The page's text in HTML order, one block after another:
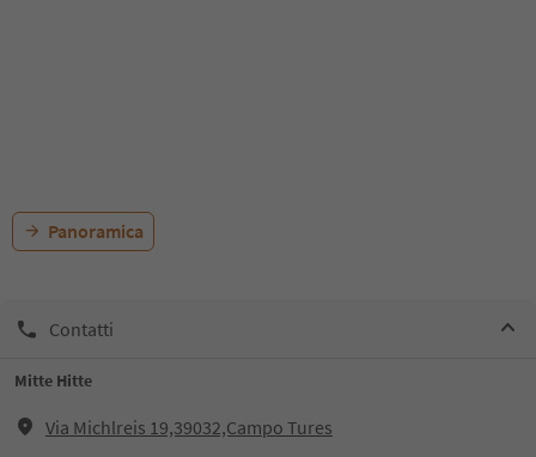
Panoramica
Contatti
Mitte Hitte
Via Michlreis 19,39032,Campo Tures